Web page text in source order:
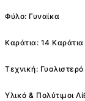
Φύλο: Γυναίκα
Καράτια: 14 Καράτια
Τεχνική: Γυαλιστερό
Υλικό & Πολύτιμοι